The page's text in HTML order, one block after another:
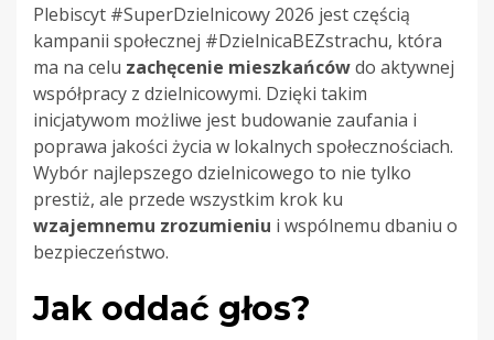
Plebiscyt #SuperDzielnicowy 2026 jest częścią
kampanii społecznej #DzielnicaBEZstrachu, która
ma na celu zachęcenie mieszkańcówdo aktywnej
współpracy z dzielnicowymi. Dzięki takim
inicjatywom możliwe jest budowanie zaufania i
poprawa jakości życia w lokalnych społecznościach.
Wybór najlepszego dzielnicowego to nie tylko
prestiż, ale przede wszystkim krok ku
wzajemnemu zrozumieniu i wspólnemu dbaniu o
bezpieczeństwo.
Jak oddać głos?